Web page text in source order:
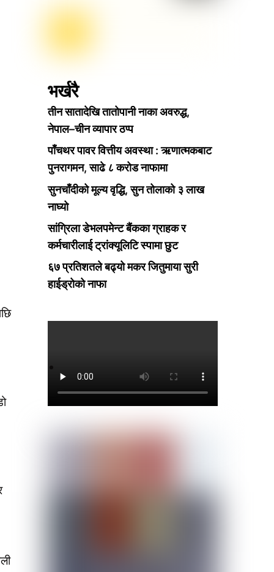
भर्खरै
तीन सातादेखि तातोपानी नाका अवरुद्ध,
नेपाल–चीन व्यापार ठप्प
पाँचथर पावर वित्तीय अवस्था : ऋणात्मकबाट
पुनरागमन, साढे ८ करोड नाफामा
सुनचाँदीको मूल्य वृद्धि, सुन तोलाको ३ लाख
नाघ्यो
सांग्रिला डेभलपमेन्ट बैंकका ग्राहक र
कर्मचारीलाई ट्रांक्यूलिटि स्पामा छुट
६७ प्रतिशतले बढ्यो मकर जितुमाया सुरी
हाईड्रोको नाफा